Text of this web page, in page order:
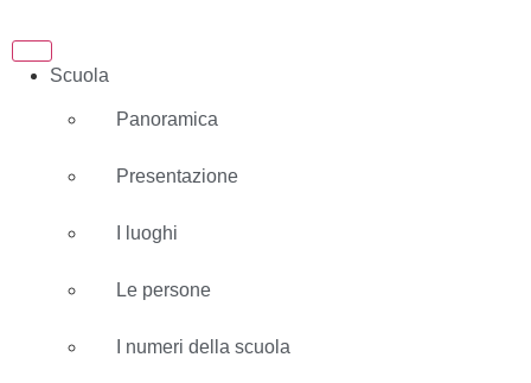
Scuola
Panoramica
Presentazione
I luoghi
Le persone
I numeri della scuola